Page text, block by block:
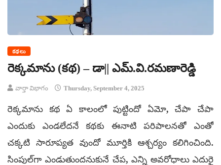
కథలు
రెక్కమాను (కథ) – డా|| ఎమ్‌.వి.రమణారెడ్డి
వార్తా విభాగం Thursday, September 4, 2025
రెక్కమాను కథ ఏ కాలంలో పుట్టిందో ఏమో, చేపా చేపా
ఎందుకు ఎండలేదనే కథకు ఈనాటి పరిపాలనతో ఎంతో
చక్కటి సారూప్యత వుందో మూర్తికి ఆశ్చర్యం కలిగించింది.
సింపుల్‌గా ఎండుతుందనుకునే చేప, ఎన్ని అవరోధాలు ఎదురై